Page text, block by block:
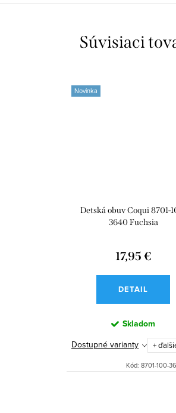
Súvisiaci
Novinka
Detská obuv Coqui 8701-
3640 Fuchsia
17,95 €
DETAIL
Skladom
Dostupné varianty +
Kód: 8701-100-